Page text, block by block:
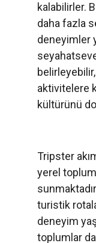
kalabilirler.
daha fazla
deneyimler
aktivitelere
kültürünü
Tripster
yerel
turistik
deneyim
toplumlar